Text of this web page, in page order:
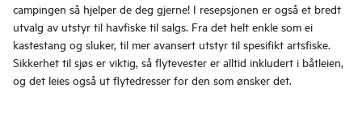
campingen så hjelper de deg gjerne! I resepsjonen er også et bredt
utvalg av utstyr til havfiske til salgs. Fra det helt enkle som ei
kastestang og sluker, til mer avansert utstyr til spesifikt artsfiske.
Sikkerhet til sjøs er viktig, så flytevester er alltid inkludert i båtleien,
og det leies også ut flytedresser for den som ønsker det.